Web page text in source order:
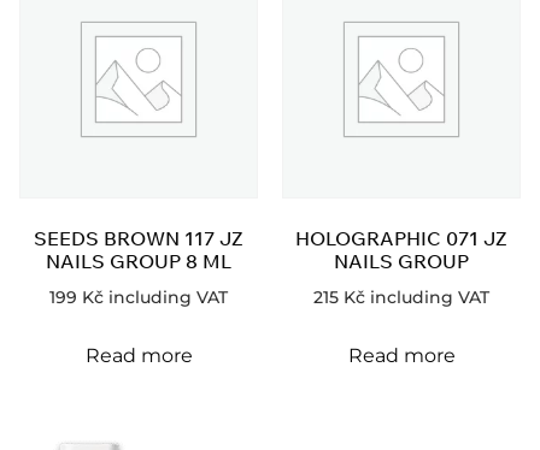
SEEDS BROWN 117 JZ
NAILS GROUP 8 ML
199 Kč including VAT
Read more
HOLOGRAPHIC 071 JZ
NAILS GROUP
215 Kč including VAT
Read more